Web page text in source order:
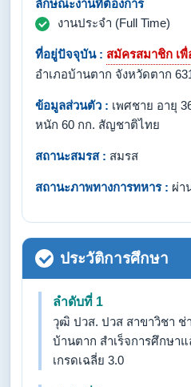
ลักษณะงานที่ต้องการ
งานประจำ (Full Time)
ที่อยู่ปัจจุบัน : สมัครสมาชิก เ
อำเภอบ้านตาก จังหวัดตาก
ข้อมูลส่วนตัว : เพศชาย อายุ
หนัก 60 กก. สัญชาติไทย
สถานะสมรส : สมรส
สถานะภาพทางการทหาร : ผ่า
ประวัติการศึกษา
ลำดับที่ 1
วุฒิ ปวส. ปวส สาขาวิชา ช่
บ้านตาก สำเร็จการศึกษา
เกรดเฉลี่ย 3.0